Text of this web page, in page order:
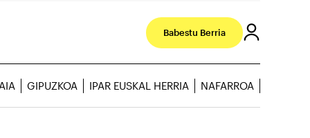
Babestu Berria
GIPUZKOA IPAR EUSKAL HERRIA NAFARROA